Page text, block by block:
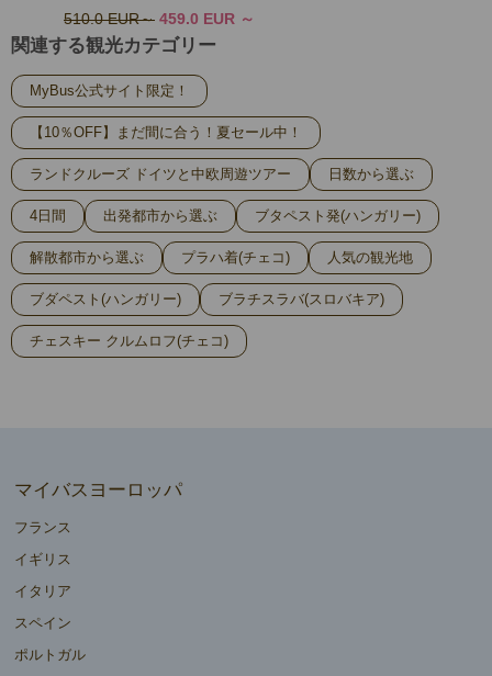
510.0 EUR
459.0 EUR
関連する観光カテゴリー
MyBus公式サイト限定！
【10％OFF】まだ間に合う！夏セール中！
ランドクルーズ ドイツと中欧周遊ツアー 日数から選ぶ
4日間 出発都市から選ぶ ブタペスト発(ハンガリー)
解散都市から選ぶ プラハ着(チェコ) 人気の観光地
ブダペスト(ハンガリー) ブラチスラバ(スロバキア)
チェスキー クルムロフ(チェコ)
マイバスヨーロッパ
フランス
イギリス
イタリア
スペイン
ポルトガル